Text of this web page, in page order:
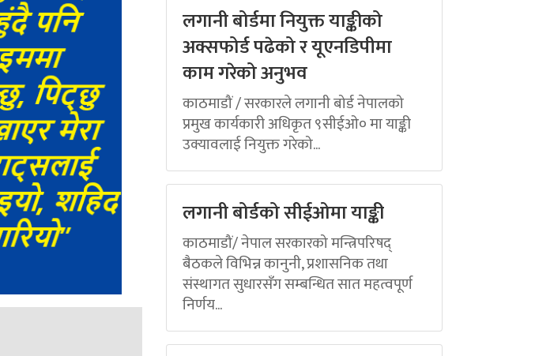
लगानी बोर्डमा नियुक्त याङ्कीको
अक्सफोर्ड पढेको र यूएनडिपीमा
काम गरेको अनुभव
काठमाडौं / सरकारले लगानी बोर्ड नेपालको
प्रमुख कार्यकारी अधिकृत ९सीईओ० मा याङ्की
उक्यावलाई नियुक्त गरेको...
लगानी बोर्डको सीईओमा याङ्की
काठमाडौं/ नेपाल सरकारको मन्त्रिपरिषद्
बैठकले विभिन्न कानुनी, प्रशासनिक तथा
संस्थागत सुधारसँग सम्बन्धित सात महत्वपूर्ण
निर्णय...